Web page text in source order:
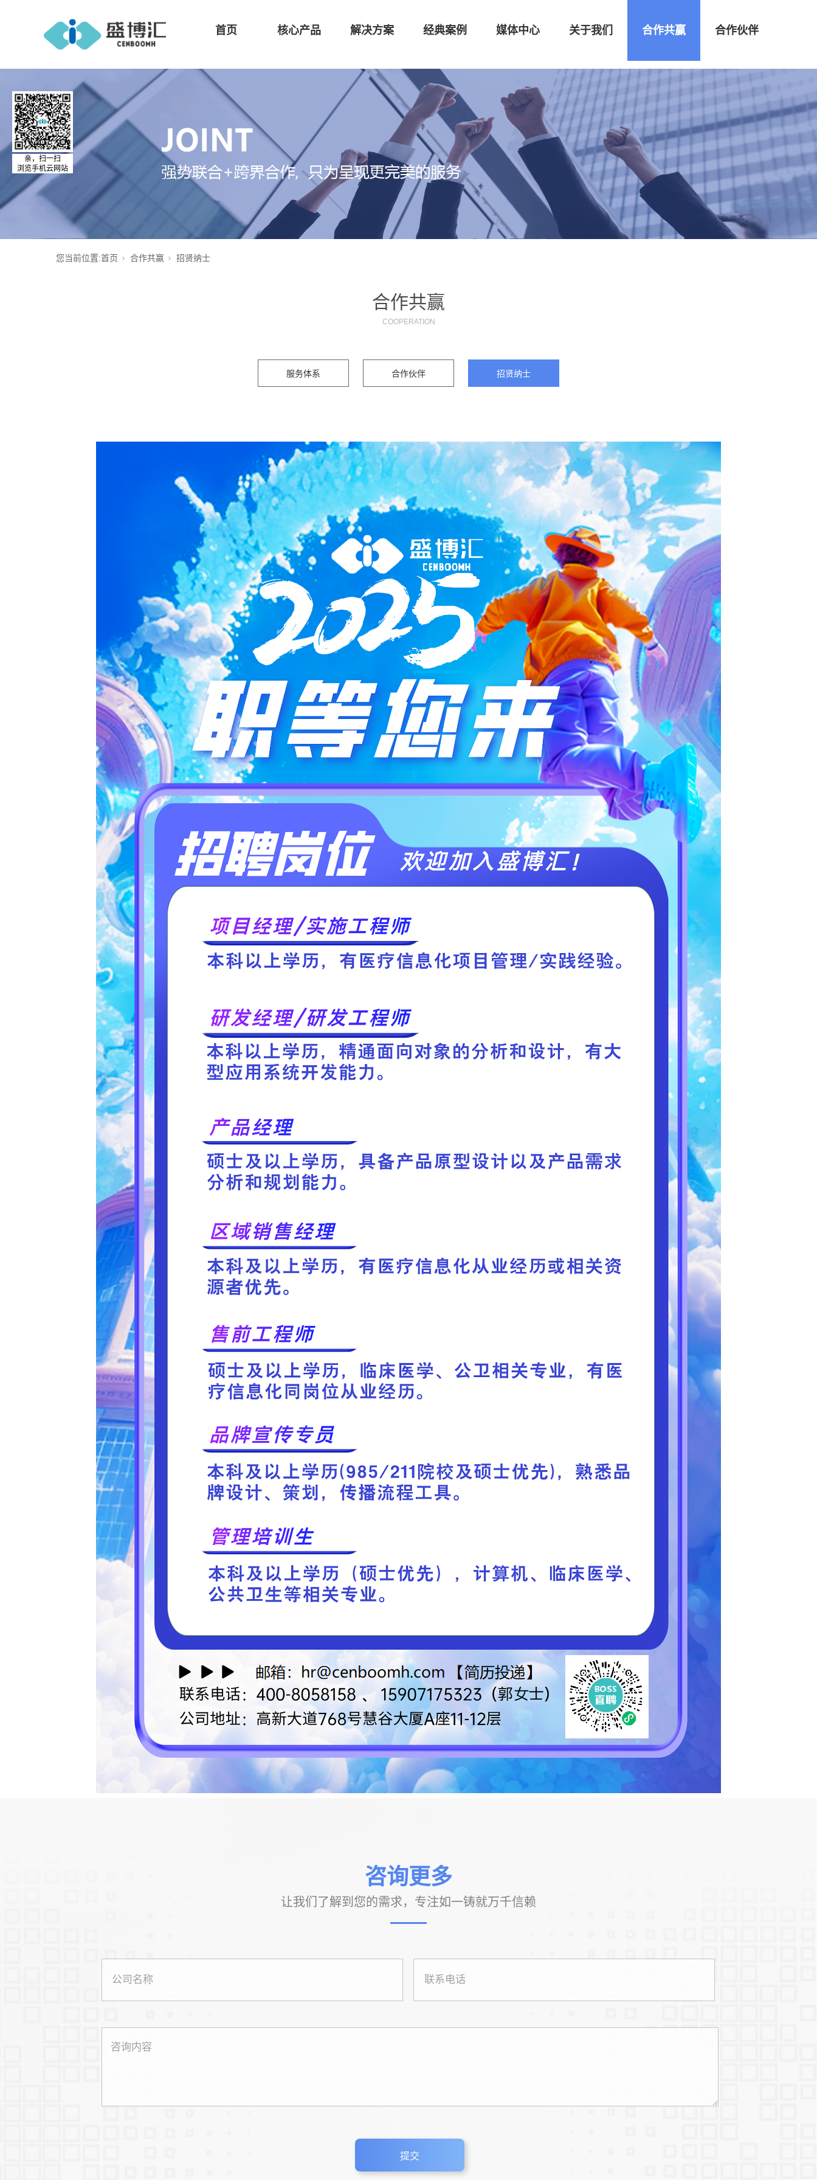
首页 核心产品 解决方案 经典案例 媒体中心 关于我们 合作共赢 合作伙伴
您当前位置:首页 合作共赢 招贤纳士
合作共赢
COOPERATION
服务体系 合作伙伴 招贤纳士
咨询更多
让我们了解到您的需求，专注如一铸就万千信赖
亲，扫一扫
浏览手机云网站